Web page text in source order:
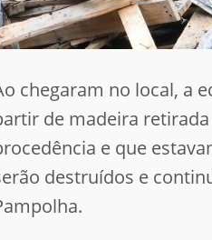
chegaram no local, a
de madeira
e que
destruídos e